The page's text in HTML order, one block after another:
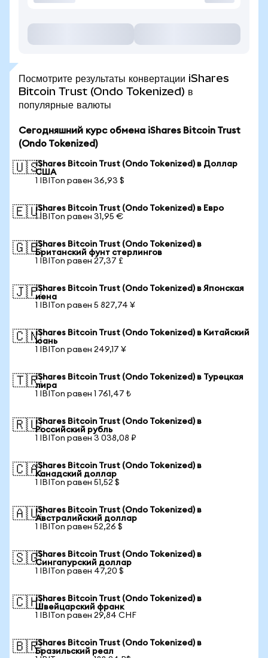
Посмотрите результаты конвертации iShares
Bitcoin Trust (Ondo Tokenized) в
популярные валюты
Сегодняшний курс обмена iShares Bitcoin Trust
(Ondo Tokenized)
🇺🇸iShares Bitcoin Trust (Ondo Tokenized) в Доллар
США
1 IBITon равен 36,93 $
🇪🇺iShares Bitcoin Trust (Ondo Tokenized) в Евро
1 IBITon равен 31,95 €
🇬🇧iShares Bitcoin Trust (Ondo Tokenized) в
Британский фунт стерлингов
1 IBITon равен 27,37 £
🇯🇵iShares Bitcoin Trust (Ondo Tokenized) в Японская
иена
1 IBITon равен 5 827,74 ¥
🇨🇳iShares Bitcoin Trust (Ondo Tokenized) в Китайский
юань
1 IBITon равен 249,17 ¥
🇹🇷iShares Bitcoin Trust (Ondo Tokenized) в Турецкая
лира
1 IBITon равен 1 761,47 ₺
🇷🇺iShares Bitcoin Trust (Ondo Tokenized) в
Российский рубль
1 IBITon равен 3 038,08 ₽
🇨🇦iShares Bitcoin Trust (Ondo Tokenized) в
Канадский доллар
1 IBITon равен 51,52 $
🇦🇺iShares Bitcoin Trust (Ondo Tokenized) в
Австралийский доллар
1 IBITon равен 52,26 $
🇸🇬iShares Bitcoin Trust (Ondo Tokenized) в
Сингапурский доллар
1 IBITon равен 47,20 $
🇨🇭iShares Bitcoin Trust (Ondo Tokenized) в
Швейцарский франк
1 IBITon равен 29,84 CHF
🇧🇷iShares Bitcoin Trust (Ondo Tokenized) в
Бразильский реал